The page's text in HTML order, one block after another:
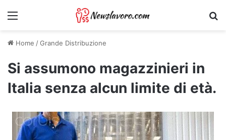
Menu
Home /Grande Distribuzione
Si assumono magazzinieri in
Italia senza alcun limite di età.